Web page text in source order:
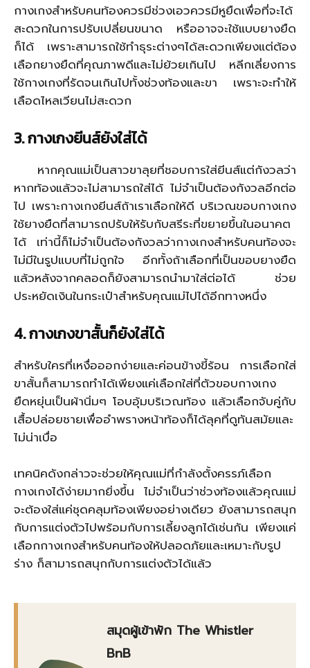
กางเกงสำหรับคนท้องควรมีช่วงเอวควรมีหูยืดเพื่อที่จะได้
สะดวกในการปรับเปลี่ยนขนาด หรืออาจจะใช้แบบยางยืด
ก็ได้ เพราะสามารถใช้ทำธุระต่างๆได้สะดวกเพียงแต่ต้อง
เลือกยางยืดที่คุณภาพดีและไม่ย้วยเกินไป หลีกเลี่ยงการ
ใช้กางเกงที่รัดจนเกินไปทั้งช่วงท้องและขา เพราะจะทำให้
เลือดไหลเวียนไม่สะดวก
3.กางเกงยีนส์ยังใส่ได้
หากคุณแม่เป็นสาวขาลุยที่ชอบการใส่ยีนส์แต่กังวลว่า
หากท้องแล้วจะไม่สามารถใส่ได้ ไม่จำเป็นต้องกังวลอีกต่อ
ไป เพราะกางเกงยีนส์ถ้าเราเลือกให้ดี บริเวณขอบกางเกง
ใช้ยางยืดที่สามารถปรับให้รับกับสรีระที่ขยายขึ้นในอนาคต
ได้ เท่านี้ก็ไม่จำเป็นต้องกังวลว่ากางเกงสำหรับคนท้องจะ
ไม่มีในรูปแบบที่ไม่ถูกใจ อีกทั้งถ้าเลือกที่เป็นขอบยางยืด
แล้วหลังจากคลอดก็ยังสามารถนำมาใส่ต่อได้ ช่วย
ประหยัดเงินในกระเป๋าสำหรับคุณแม่ไปได้อีกทางหนึ่ง
4.กางเกงขาสั้นก็ยังใส่ได้
สำหรับใครที่เหงื่อออกง่ายและค่อนข้างขี้ร้อน การเลือกใส่
ขาสั้นก็สามารถทำได้เพียงแค่เลือกใส่ที่ตัวขอบกางเกง
ยืดหยุ่นเป็นผ้านิ่มๆ โอบอุ้มบริเวณท้อง แล้วเลือกจับคู่กับ
เสื้อปล่อยชายเพื่ออำพรางหน้าท้องก็ได้ลุคที่ดูทันสมัยและ
ไม่น่าเบื่อ
เทคนิคดังกล่าวจะช่วยให้คุณแม่ที่กำลังตั้งครรภ์เลือก
กางเกงได้ง่ายมากยิ่งขึ้น ไม่จำเป็นว่าช่วงท้องแล้วคุณแม่
จะต้องใส่แค่ชุดคลุมท้องเพียงอย่างเดียว ยังสามารถสนุก
กับการแต่งตัวไปพร้อมกับการเลี้ยงลูกได้เช่นกัน เพียงแค่
เลือกกางเกงสำหรับคนท้องให้ปลอดภัยและเหมาะกับรูป
ร่าง ก็สามารถสนุกกับการแต่งตัวได้แล้ว
สมุดผู้เข้าพัก The Whistler
BnB